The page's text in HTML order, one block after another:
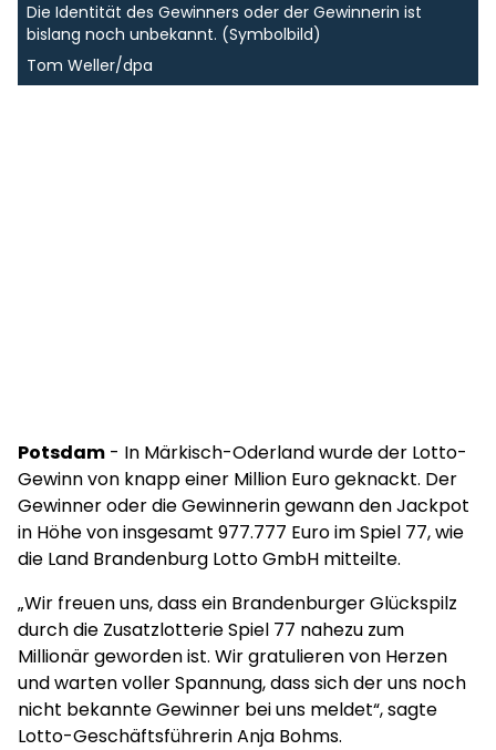
Die Identität des Gewinners oder der Gewinnerin ist
bislang noch unbekannt. (Symbolbild)
Tom Weller/dpa
Potsdam - In Märkisch-Oderland wurde der Lotto-
Gewinn von knapp einer Million Euro geknackt. Der
Gewinner oder die Gewinnerin gewann den Jackpot
in Höhe von insgesamt 977.777 Euro im Spiel 77, wie
die Land Brandenburg Lotto GmbH mitteilte.
„Wir freuen uns, dass ein Brandenburger Glückspilz
durch die Zusatzlotterie Spiel 77 nahezu zum
Millionär geworden ist. Wir gratulieren von Herzen
und warten voller Spannung, dass sich der uns noch
nicht bekannte Gewinner bei uns meldet“, sagte
Lotto-Geschäftsführerin Anja Bohms.